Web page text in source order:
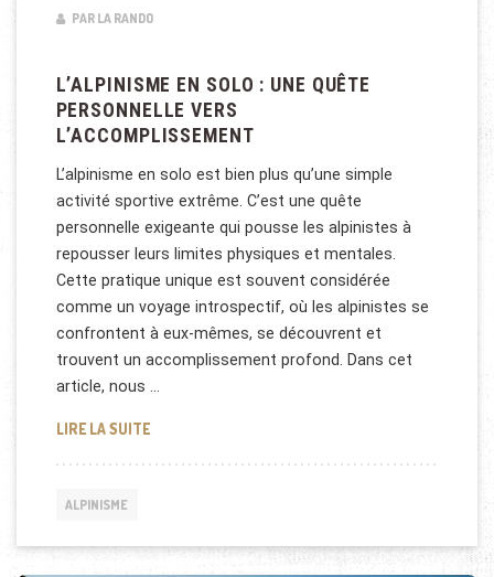
PAR LA RANDO
L’ALPINISME EN SOLO : UNE QUÊTE
PERSONNELLE VERS
L’ACCOMPLISSEMENT
L’alpinisme en solo est bien plus qu’une simple
activité sportive extrême. C’est une quête
personnelle exigeante qui pousse les alpinistes à
repousser leurs limites physiques et mentales.
Cette pratique unique est souvent considérée
comme un voyage introspectif, où les alpinistes se
confrontent à eux-mêmes, se découvrent et
trouvent un accomplissement profond. Dans cet
article, nous …
LIRE LA SUITEL’ALPINISME EN SOLO : UNE QUÊTE PERSONNELLE
ALPINISME